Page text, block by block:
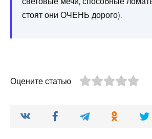
стоят они ОЧЕНЬ дорого).
Оцените статью